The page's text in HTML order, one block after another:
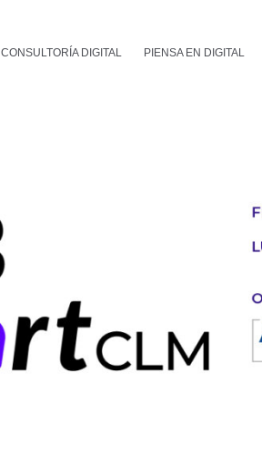
CONSULTORÍA DIGITAL PIENSA EN DIGITAL